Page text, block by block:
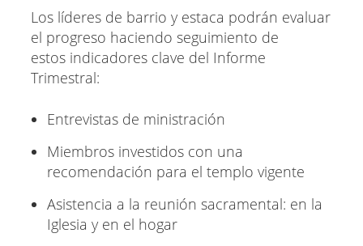
Los líderes de barrio y estaca podrán evaluar
el progreso haciendo seguimiento de
estos indicadores clave del Informe
Trimestral:
Entrevistas de ministración
Miembros investidos con una
recomendación para el templo vigente
Asistencia a la reunión sacramental: en la
Iglesia y en el hogar